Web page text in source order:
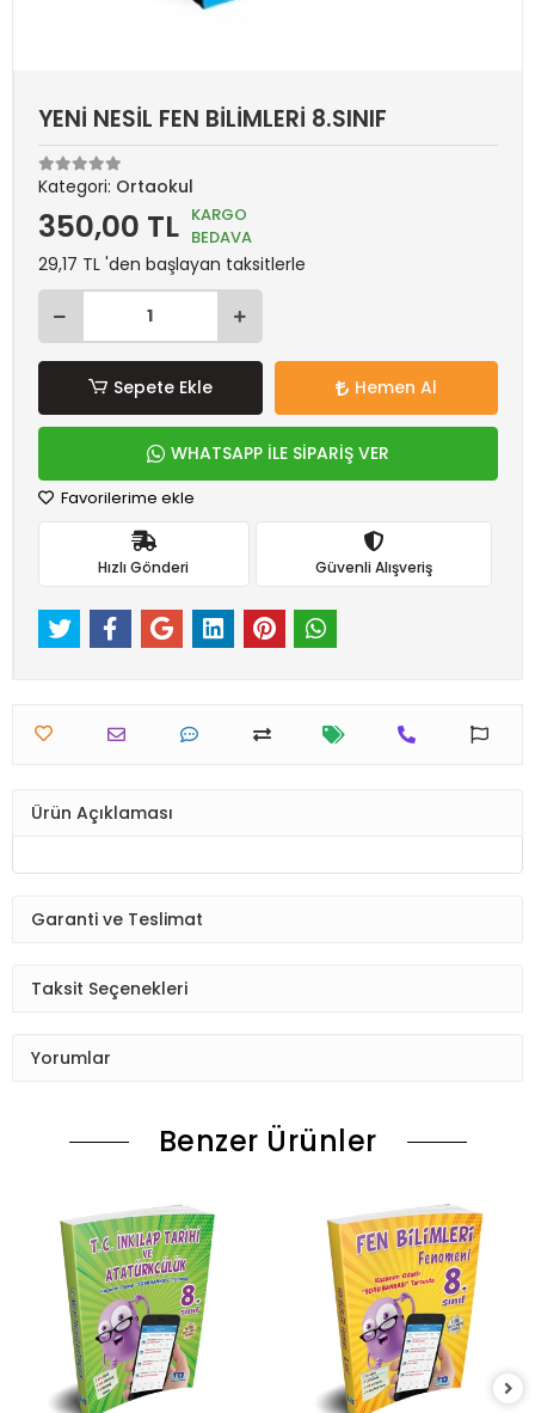
YENİ NESİL FEN BİLİMLERİ 8.SINIF
Kategori: Ortaokul
350,00 TL KARGO
BEDAVA
29,17 TL 'den başlayan taksitlerle
Sepete Ekle Hemen Al
WHATSAPP İLE SİPARİŞ VER
Favorilerime ekle
Hızlı Gönderi Güvenli Alışveriş
Ürün Açıklaması
Garanti ve Teslimat
Taksit Seçenekleri
Yorumlar
Benzer Ürünler